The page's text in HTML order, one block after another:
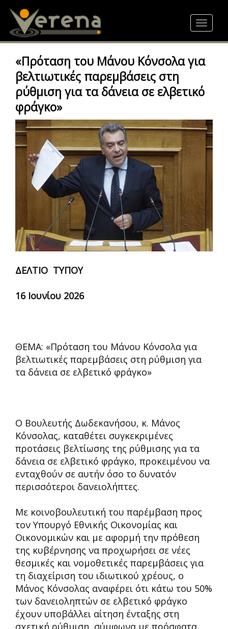
content
Toggle
«Πρόταση του Μάνου Κόνσολα για
βελτιωτικές παρεμβάσεις στη
ρύθμιση για τα δάνεια σε ελβετικό
φράγκο»
ΔΕΛΤΙΟ ΤΥΠΟΥ
16 Ιουνίου 2026
ΘΕΜΑ: «Πρόταση του Μάνου Κόνσολα για
βελτιωτικές παρεμβάσεις στη ρύθμιση για
τα δάνεια σε ελβετικό φράγκο»
Ο Βουλευτής Δωδεκανήσου, κ. Μάνος
Κόνσολας, καταθέτει συγκεκριμένες
προτάσεις βελτίωσης της ρύθμισης για τα
δάνεια σε ελβετικό φράγκο, προκειμένου να
ενταχθούν σε αυτήν όσο το δυνατόν
περισσότεροι δανειολήπτες.
Με κοινοβουλευτική του παρέμβαση προς
τον Υπουργό Εθνικής Οικονομίας και
Οικονομικών και με αφορμή την πρόθεση
της κυβέρνησης να προχωρήσει σε νέες
θεσμικές και νομοθετικές παρεμβάσεις για
τη διαχείριση του ιδιωτικού χρέους, ο
Μάνος Κόνσολας αναφέρει ότι κάτω του 50%
των δανειοληπτών σε ελβετικό φράγκο
έχουν υποβάλλει αίτηση ένταξης στη
σχετική ρύθμιση, σύμφωνα με πρόσφατα